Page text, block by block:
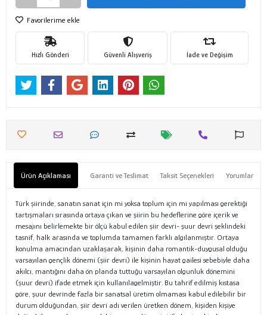
Favorilerime ekle
Hızlı Gönderi Güvenli Alışveriş İade ve Değişim
Ürün Açıklaması Garanti ve Teslimat Taksit Seçenekleri Yorumlar
Türk şiirinde, sanatın sanat için mi yoksa toplum için mi yapılması gerektiği
tartışmaları sırasında ortaya çıkan ve şiirin bu hedeflerine göre içerik ve
mesajını belirlemekte bir ölçü kabul edilen şiir devri- şuur devri şeklindeki
tasnif, halk arasında ve toplumda tamamen farklı algılanmıştır. Ortaya
konulma amacından uzaklaşarak, kişinin daha romantik-duygusal olduğu
varsayılan gençlik dönemi (şiir devri) ile kişinin hayat gailesi sebebiyle daha
akılcı, mantığını daha ön planda tuttuğu varsayılan olgunluk dönemini
(şuur devri) ifade etmek için kullanılagelmiştir. Bu tahrif edilmiş kıstasa
göre, şuur devrinde fazla bir sanatsal üretim olmaması kabul edilebilir bir
durum olduğundan, şiir devri adı verilen üretken dönem, kişiden kişiye